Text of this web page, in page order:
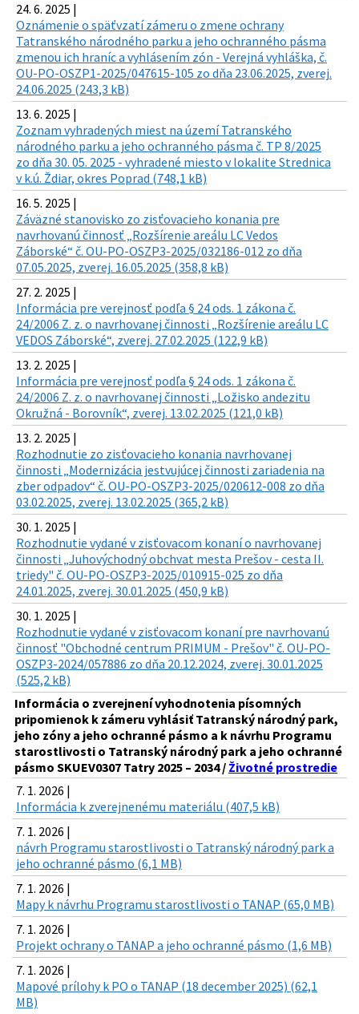
24. 6. 2025 |
Oznámenie o späťvzatí zámeru o zmene ochrany
Tatranského národného parku a jeho ochranného pásma
zmenou ich hraníc a vyhlásením zón - Verejná vyhláška, č.
OU-PO-OSZP1-2025/047615-105 zo dňa 23.06.2025, zverej.
24.06.2025 (243,3 kB)
13. 6. 2025 |
Zoznam vyhradených miest na území Tatranského
národného parku a jeho ochranného pásma č. TP 8/2025
zo dňa 30. 05. 2025 - vyhradené miesto v lokalite Strednica
v k.ú. Ždiar, okres Poprad (748,1 kB)
16. 5. 2025 |
Záväzné stanovisko zo zisťovacieho konania pre
navrhovanú činnosť „Rozšírenie areálu LC Vedos
Záborské“ č. OU-PO-OSZP3-2025/032186-012 zo dňa
07.05.2025, zverej. 16.05.2025 (358,8 kB)
27. 2. 2025 |
Informácia pre verejnosť podľa § 24 ods. 1 zákona č.
24/2006 Z. z. o navrhovanej činnosti „Rozšírenie areálu LC
VEDOS Záborské“, zverej. 27.02.2025 (122,9 kB)
13. 2. 2025 |
Informácia pre verejnosť podľa § 24 ods. 1 zákona č.
24/2006 Z. z. o navrhovanej činnosti „Ložisko andezitu
Okružná - Borovník“, zverej. 13.02.2025 (121,0 kB)
13. 2. 2025 |
Rozhodnutie zo zisťovacieho konania navrhovanej
činnosti „Modernizácia jestvujúcej činnosti zariadenia na
zber odpadov“ č. OU-PO-OSZP3-2025/020612-008 zo dňa
03.02.2025, zverej. 13.02.2025 (365,2 kB)
30. 1. 2025 |
Rozhodnutie vydané v zisťovacom konaní o navrhovanej
činnosti „Juhovýchodný obchvat mesta Prešov - cesta II.
triedy" č. OU-PO-OSZP3-2025/010915-025 zo dňa
24.01.2025, zverej. 30.01.2025 (450,9 kB)
30. 1. 2025 |
Rozhodnutie vydané v zisťovacom konaní pre navrhovanú
činnosť "Obchodné centrum PRIMUM - Prešov" č. OU-PO-
OSZP3-2024/057886 zo dňa 20.12.2024, zverej. 30.01.2025
(525,2 kB)
Informácia o zverejnení vyhodnotenia písomných
pripomienok k zámeru vyhlásiť Tatranský národný park,
jeho zóny a jeho ochranné pásmo a k návrhu Programu
starostlivosti o Tatranský národný park a jeho ochranné
pásmo SKUEV0307 Tatry 2025 – 2034 / Životné prostredie
7. 1. 2026 |
Informácia k zverejnenému materiálu (407,5 kB)
7. 1. 2026 |
návrh Programu starostlivosti o Tatranský národný park a
jeho ochranné pásmo (6,1 MB)
7. 1. 2026 |
Mapy k návrhu Programu starostlivosti o TANAP (65,0 MB)
7. 1. 2026 |
Projekt ochrany o TANAP a jeho ochranné pásmo (1,6 MB)
7. 1. 2026 |
Mapové prílohy k PO o TANAP (18 december 2025) (62,1
MB)